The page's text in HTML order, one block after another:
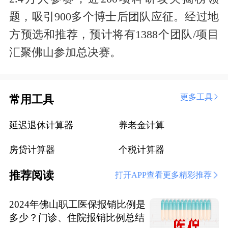
题，吸引900多个博士后团队应征。经过地
方预选和推荐，预计将有1388个团队/项目
汇聚佛山参加总决赛。
常用工具 更多工具
延迟退休计算器 养老金计算
房贷计算器 个税计算器
推荐阅读 打开APP查看更多精彩推荐
2024年佛山职工医保报销比例是
多少？门诊、住院报销比例总结